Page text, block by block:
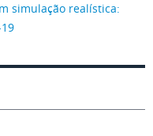
simulação realística: